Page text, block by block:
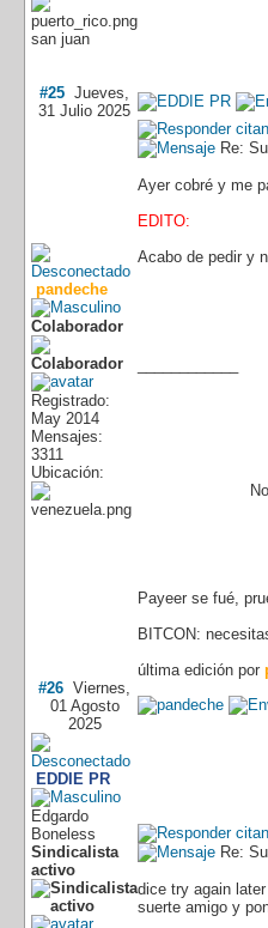
san juan
#25 Jueves,
31 Julio 2025
pandeche
Colaborador
Registrado:
May 2014
Mensajes:
3311
Ubicación:
Re:
Ayer cobré y me
EDITO:
Acabo de pedir y
Payeer se fué,
BITCON:
última edición por
#26 Viernes,
01 Agosto
2025
EDDIE PR
Edgardo
Boneless
Sindicalista
activo
Re:
dice try again
suerte amigo y